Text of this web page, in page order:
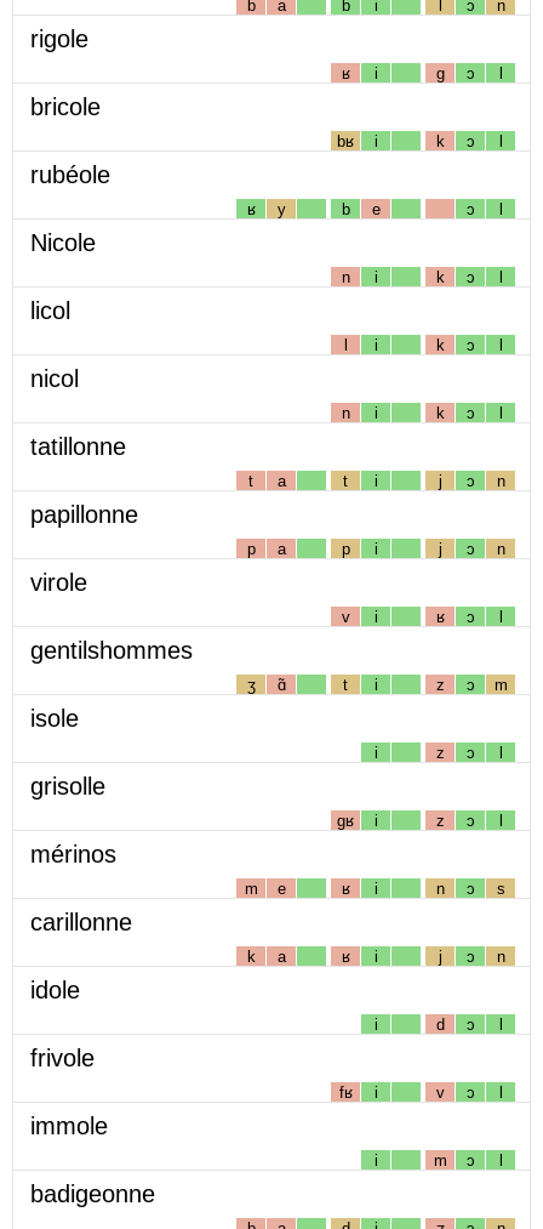
b a b i l ɔ n
rigole
ʁ i g ɔ l
bricole
bʁ i k ɔ l
rubéole
ʁ y b e ɔ l
Nicole
n i k ɔ l
licol
l i k ɔ l
nicol
n i k ɔ l
tatillonne
t a t i j ɔ n
papillonne
p a p i j ɔ n
virole
v i ʁ ɔ l
gentilshommes
ʒ ɑ̃ t i z ɔ m
isole
i z ɔ l
grisolle
gʁ i z ɔ l
mérinos
m e ʁ i n ɔ s
carillonne
k a ʁ i j ɔ n
idole
i d ɔ l
frivole
fʁ i v ɔ l
immole
i m ɔ l
badigeonne